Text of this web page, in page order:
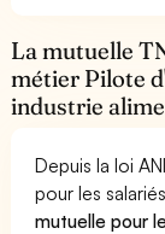
La mutuelle
métier Pilote
industrie
Depuis la loi
pour les
mutuelle pour